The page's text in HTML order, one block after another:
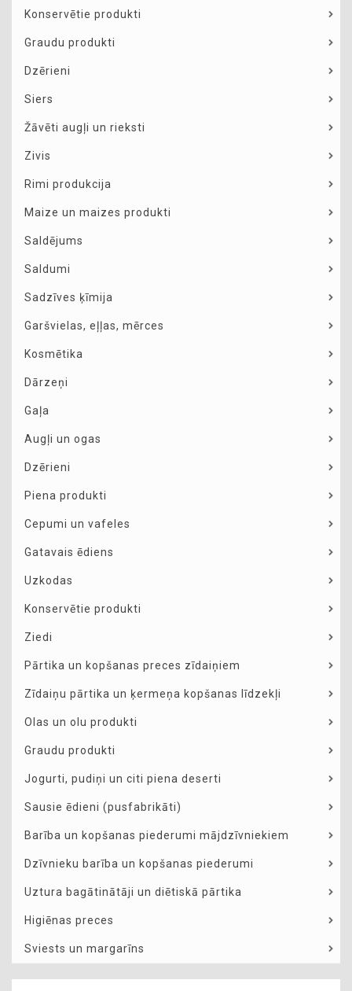
Konservētie produkti
Graudu produkti
Dzērieni
Siers
Žāvēti augļi un rieksti
Zivis
Rimi produkcija
Maize un maizes produkti
Saldējums
Saldumi
Sadzīves ķīmija
Garšvielas, eļļas, mērces
Kosmētika
Dārzeņi
Gaļa
Augļi un ogas
Dzērieni
Piena produkti
Cepumi un vafeles
Gatavais ēdiens
Uzkodas
Konservētie produkti
Ziedi
Pārtika un kopšanas preces zīdaiņiem
Zīdaiņu pārtika un ķermeņa kopšanas līdzekļi
Olas un olu produkti
Graudu produkti
Jogurti, pudiņi un citi piena deserti
Sausie ēdieni (pusfabrikāti)
Barība un kopšanas piederumi mājdzīvniekiem
Dzīvnieku barība un kopšanas piederumi
Uztura bagātinātāji un diētiskā pārtika
Higiēnas preces
Sviests un margarīns